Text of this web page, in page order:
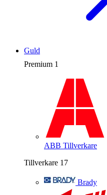
Premium 1
ABB Tillverkare
Tillverkare 17
Brady
Guld